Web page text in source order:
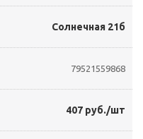
Солнечная 21б
79521559868
407 руб./шт